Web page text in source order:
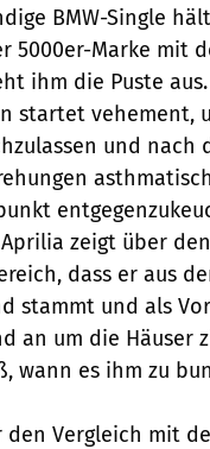
BMW-Single
5000er-Marke mit
ihm die Puste
startet vehement,
und nach
zeigt über
dass er aus
stammt und als
an um die Häuser
wann es ihm zu
den Vergleich mit